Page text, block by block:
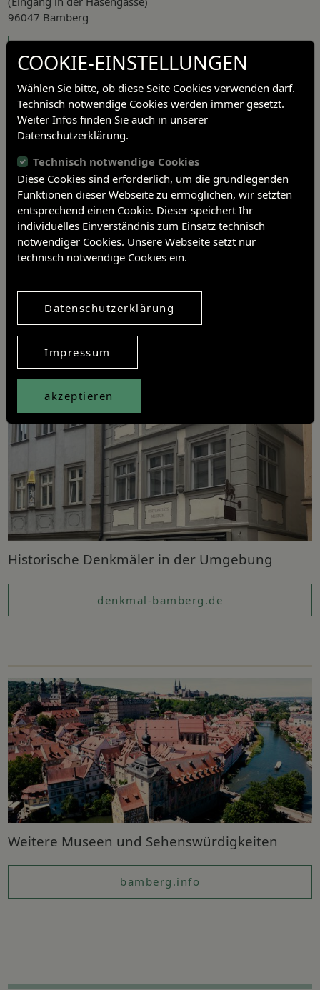
96047 Bamberg
Auf Google Maps anzeigen
@ Dr. Verena Daiber
Historische Denkmäler in der Umgebung
denkmal-bamberg.de
Weitere Museen und Sehenswürdigkeiten
bamberg.info
COOKIE-EINSTELLUNGEN
Wählen Sie bitte, ob diese Seite Cookies verwenden darf.
Technisch notwendige Cookies werden immer gesetzt.
Weiter Infos finden Sie auch in unserer
Datenschutzerklärung.
Technisch notwendige Cookies
Diese Cookies sind erforderlich, um die grundlegenden
Funktionen dieser Webseite zu ermöglichen, wir setzten
entsprechend einen Cookie. Dieser speichert Ihr
individuelles Einverständnis zum Einsatz technisch
notwendiger Cookies. Unsere Webseite setzt nur
technisch notwendige Cookies ein.
Datenschutzerklärung
Impressum
akzeptieren